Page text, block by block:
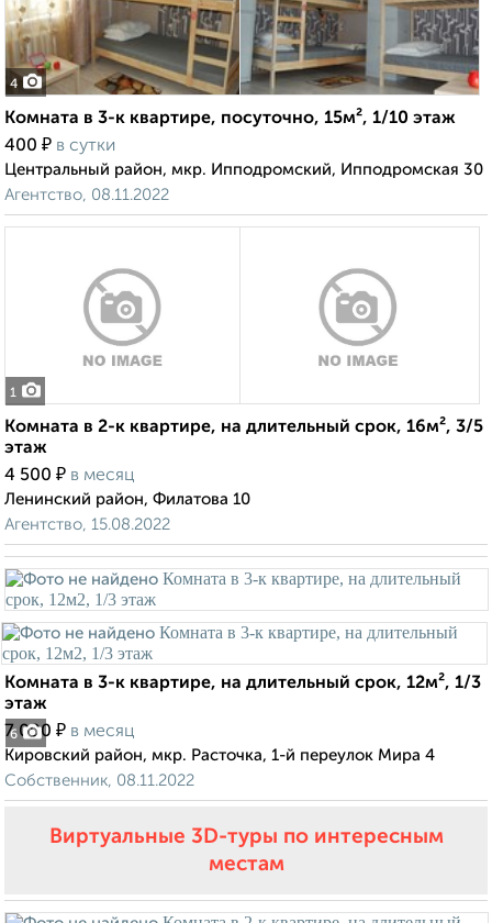
4
Комната в 3-к квартире, посуточно, 15м², 1/10 этаж
400 ₽ в сутки
Центральный район, мкр. Ипподромский, Ипподромская 30
Агентство, 08.11.2022
1
Комната в 2-к квартире, на длительный срок, 16м², 3/5
этаж
4 500 ₽ в месяц
Ленинский район, Филатова 10
Агентство, 15.08.2022
6
Комната в 3-к квартире, на длительный срок, 12м², 1/3
этаж
7 000 ₽ в месяц
Кировский район, мкр. Расточка, 1-й переулок Мира 4
Собственник, 08.11.2022
Виртуальные 3D-туры по интересным
местам